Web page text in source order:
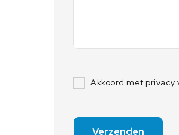
Akkoord met privacy
Verzenden